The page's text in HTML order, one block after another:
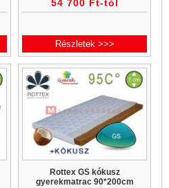
gyerekmatracok a Matrac
54 700 Ft-tól
Részletek >>>
Rottex GS kókusz
gyerekmatrac 90*200cm